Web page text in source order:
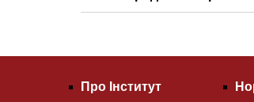
Про Інститут